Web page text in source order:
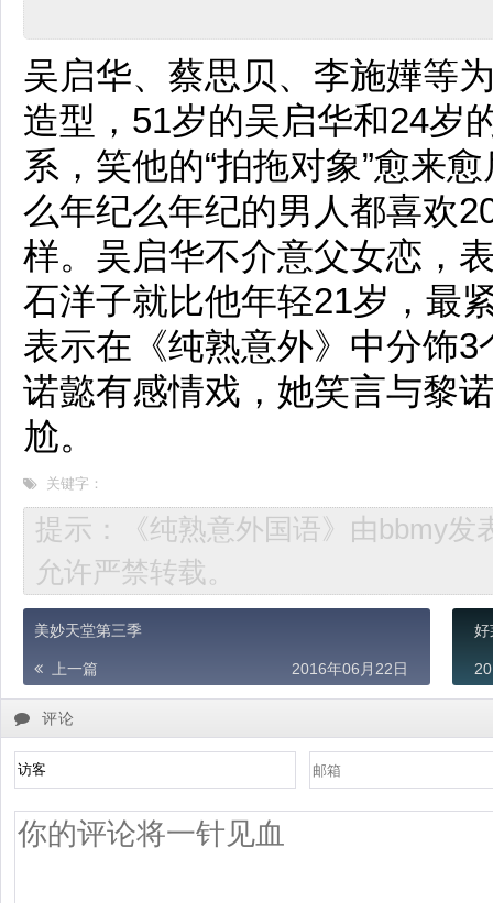
吴启华、蔡思贝、李施嬅等
造型，51岁的吴启华和24岁
系，笑他的“拍拖对象”愈来
么年纪么年纪的男人都喜欢
样。吴启华不介意父女恋，
石洋子就比他年轻21岁，最
表示在《纯熟意外》中分饰
诺懿有感情戏，她笑言与黎
尬。
关键字：
提示：《纯熟意外国语》由bbmy发
允许严禁转载。
美妙天堂第三季
上一篇 2016年06月22日
好
评论